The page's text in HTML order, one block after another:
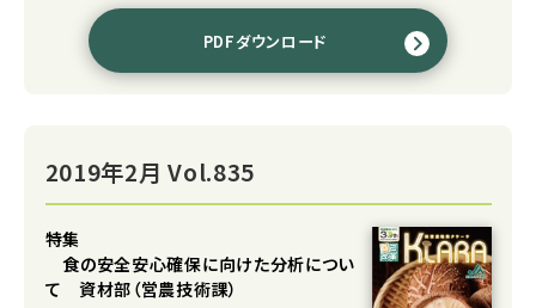
PDFダウンロード
2019年2月 Vol.835
特集
食の安全安心確保に向けた分析につい
て 資材部（営農技術課）